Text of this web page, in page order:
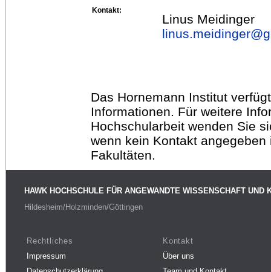
Kontakt:
Linus Meidinger
linus.meidinger@
Das Hornemann Institut
Informationen. Für weitere
Hochschularbeit wenden Sie
wenn kein Kontakt
Fakultäten.
HAWK HOCHSCHULE FÜR ANGEWANDTE WISSENSCHAFT UND
Hildesheim/Holzminden/Göttingen
Rechtliches
Impressum
Kontakt
Über uns